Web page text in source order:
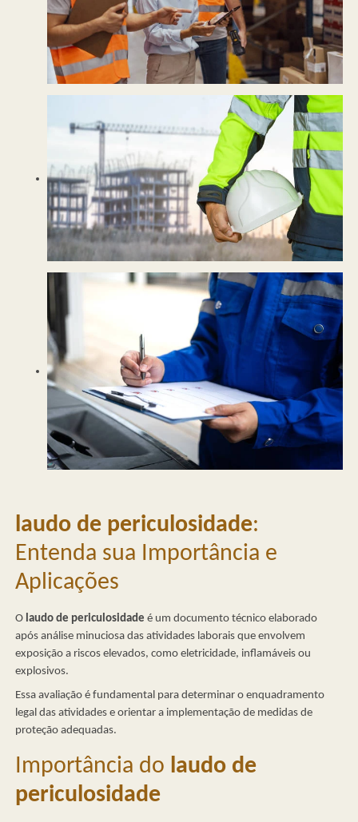
laudo de periculosidade:
Entenda sua Importância e
Aplicações
O laudo de periculosidade é um documento técnico elaborado
após análise minuciosa das atividades laborais que envolvem
exposição a riscos elevados, como eletricidade, inflamáveis ou
explosivos.
Essa avaliação é fundamental para determinar o enquadramento
legal das atividades e orientar a implementação de medidas de
proteção adequadas.
Importância do laudo de
periculosidade